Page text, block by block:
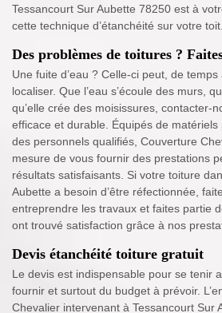
Tessancourt Sur Aubette 78250 est à
cette technique d’étanchéité sur votre toit.
Des problèmes de toitures ?
Une fuite d’eau ? Celle-ci peut, de
localiser. Que l’eau s’écoule des murs,
qu’elle crée des moisissures, contacter-
efficace et durable. Équipés de
des personnels qualifiés, Couverture
mesure de vous fournir des prestations
résultats satisfaisants. Si votre toiture
Aubette a besoin d’être réfectionnée,
entreprendre les travaux et faites partie
ont trouvé satisfaction grâce à nos
Devis étanchéité toiture gratuit
Le devis est indispensable pour se tenir
fournir et surtout du budget à prévoir.
Chevalier intervenant à Tessancourt Sur